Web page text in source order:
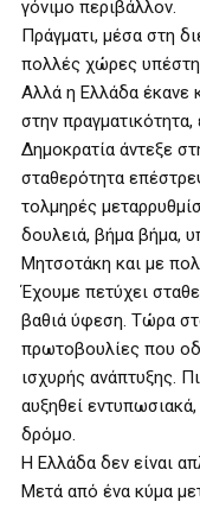
γόνιμο περιβάλλον.
Πράγματι, μέσα στη
πολλές χώρες
Αλλά η Ελλάδα έκανε
στην
Δημοκρατία άντεξε
σταθερότητα
τολμηρές
δουλειά, βήμα βήμα,
Μητσοτάκη και με
Έχουμε πετύχει
βαθιά ύφεση. Τώρα
πρωτοβουλίες που
ισχυρής ανάπτυξης.
αυξηθεί
δρόμο.
Η Ελλάδα δεν είναι
Μετά από ένα κύμα